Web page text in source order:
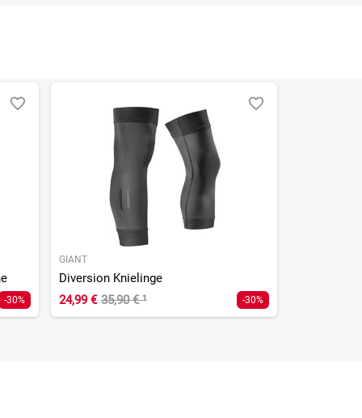
-30%
GIANT
Diversion Knielinge
24,99 € 35,90 €¹ -30%